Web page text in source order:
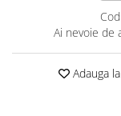
Carti de joc
Alte produse Hobby
Ai nevoie de
Adauga